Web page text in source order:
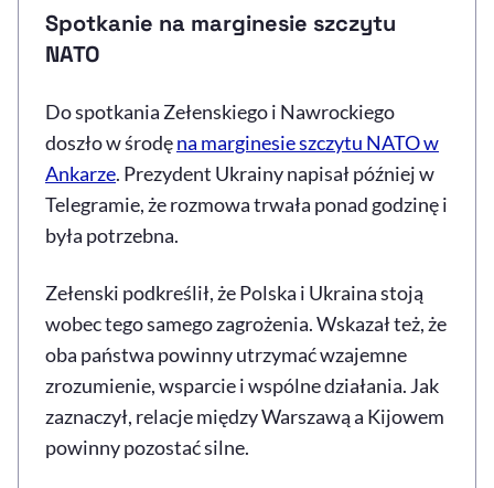
Spotkanie na marginesie szczytu
NATO
Do spotkania Zełenskiego i Nawrockiego
doszło w środęna marginesie szczytu NATO w
Ankarze. Prezydent Ukrainy napisał później w
Telegramie, że rozmowa trwała ponad godzinę i
była potrzebna.
Zełenski podkreślił, że Polska i Ukraina stoją
wobec tego samego zagrożenia. Wskazał też, że
oba państwa powinny utrzymać wzajemne
zrozumienie, wsparcie i wspólne działania. Jak
zaznaczył, relacje między Warszawą a Kijowem
powinny pozostać silne.